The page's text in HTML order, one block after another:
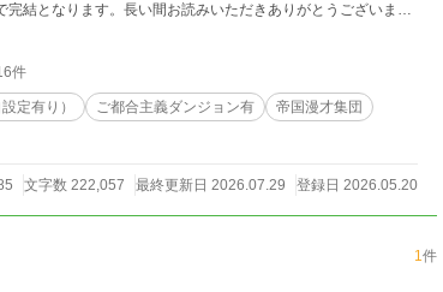
は楽しんでいただけると幸いです。
件
定有り） ご都合主義ダンジョン有
帝国漫才集団
文字数 222,057 最終更新日 2026.07.29 登録日 2026.05.20
1件